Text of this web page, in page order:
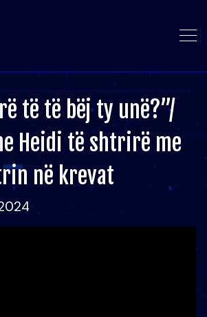
të të bëj ty unë?”/
Heidi të shtrirë me
në krevat